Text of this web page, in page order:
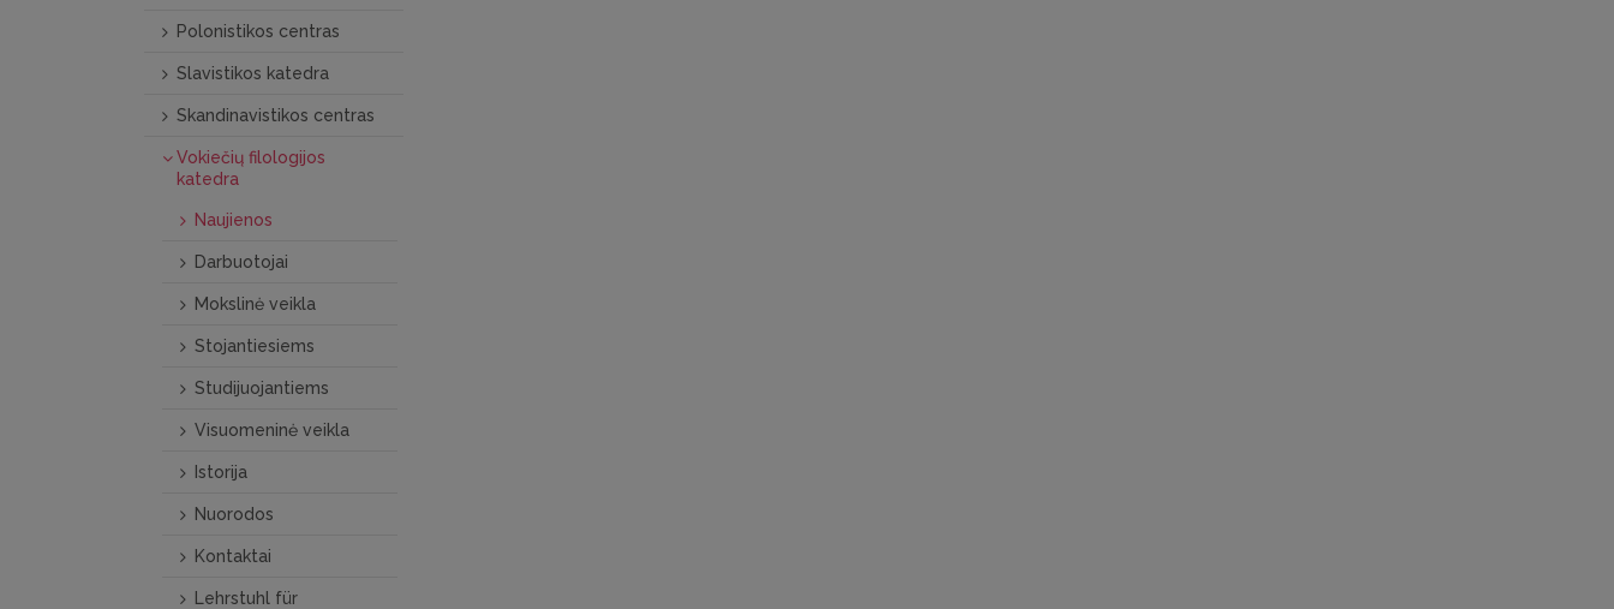
Polonistikos centras
Slavistikos katedra
Skandinavistikos centras
Vokiečių filologijos
katedra
Naujienos
Darbuotojai
Mokslinė veikla
Stojantiesiems
Studijuojantiems
Visuomeninė veikla
Istorija
Nuorodos
Kontaktai
Lehrstuhl für